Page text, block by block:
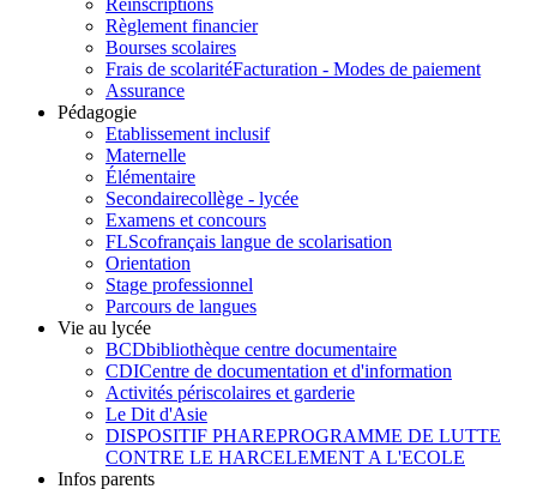
Règlement financier
Bourses scolaires
Frais de scolaritéFacturation - Modes de paiement
Assurance
Pédagogie
Etablissement inclusif
Maternelle
Élémentaire
Secondairecollège - lycée
Examens et concours
FLScofrançais langue de scolarisation
Orientation
Stage professionnel
Parcours de langues
Vie au lycée
BCDbibliothèque centre documentaire
CDICentre de documentation et d'information
Activités périscolaires et garderie
Le Dit d'Asie
DISPOSITIF PHAREPROGRAMME DE LUTTE
CONTRE LE HARCELEMENT A L'ECOLE
Infos parents